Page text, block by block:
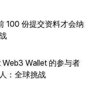
100 份提交资料才会纳
Wallet 的参与者
：全球挑战